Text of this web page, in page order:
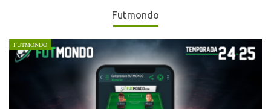
Futmondo
FUTMONDO